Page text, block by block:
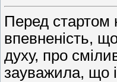
Перед стартом
впевненість,
духу, про
зауважила, що